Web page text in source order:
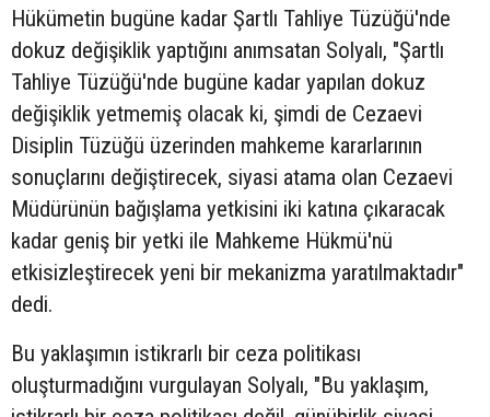
Hükümetin bugüne kadar Şartlı Tahliye Tüzüğü'nde
dokuz değişiklik yaptığını anımsatan Solyalı, "Şartlı
Tahliye Tüzüğü'nde bugüne kadar yapılan dokuz
değişiklik yetmemiş olacak ki, şimdi de Cezaevi
Disiplin Tüzüğü üzerinden mahkeme kararlarının
sonuçlarını değiştirecek, siyasi atama olan Cezaevi
Müdürünün bağışlama yetkisini iki katına çıkaracak
kadar geniş bir yetki ile Mahkeme Hükmü'nü
etkisizleştirecek yeni bir mekanizma yaratılmaktadır"
dedi.
Bu yaklaşımın istikrarlı bir ceza politikası
oluşturmadığını vurgulayan Solyalı, "Bu yaklaşım,